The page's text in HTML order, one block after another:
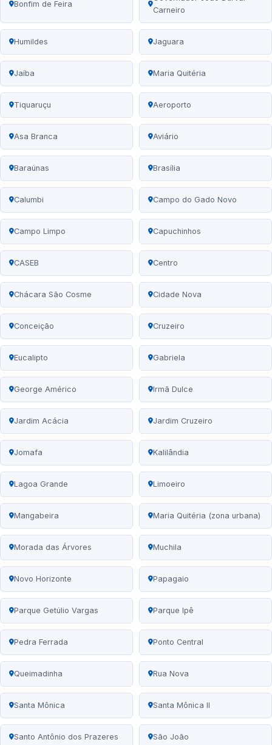
Bonfim de Feira
Carneiro
Humildes Jaguara
Jaíba Maria Quitéria
Tiquaruçu Aeroporto
Asa Branca Aviário
Baraúnas Brasília
Calumbi Campo do Gado Novo
Campo Limpo Capuchinhos
CASEB Centro
Chácara São Cosme Cidade Nova
Conceição Cruzeiro
Eucalipto Gabriela
George Américo Irmã Dulce
Jardim Acácia Jardim Cruzeiro
Jomafa Kalilândia
Lagoa Grande Limoeiro
Mangabeira Maria Quitéria (zona urbana)
Morada das Árvores Muchila
Novo Horizonte Papagaio
Parque Getúlio Vargas Parque Ipê
Pedra Ferrada Ponto Central
Queimadinha Rua Nova
Santa Mônica Santa Mônica II
Santo Antônio dos Prazeres São João